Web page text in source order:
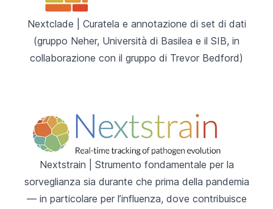
Nextclade | Curatela e annotazione di set di dati
(gruppo Neher, Università di Basilea e il SIB, in
collaborazione con il gruppo di Trevor Bedford)
Nextstrain | Strumento fondamentale per la
sorveglianza sia durante che prima della pandemia
— in particolare per l’influenza, dove contribuisce